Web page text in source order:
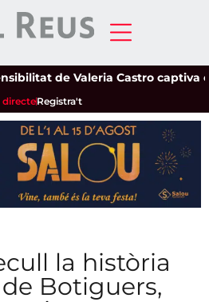
de Valeria Castro captiva el
directeRegistra't
la història
Botiguers,